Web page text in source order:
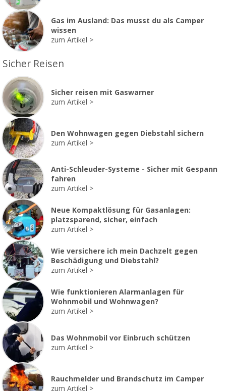
Gas im Ausland: Das musst du als Camper
wissen
zum Artikel
Sicher Reisen
Sicher reisen mit Gaswarner
zum Artikel
Den Wohnwagen gegen Diebstahl sichern
zum Artikel
Anti-Schleuder-Systeme - Sicher mit Gespann
fahren
zum Artikel
Neue Kompaktlösung für Gasanlagen:
platzsparend, sicher, einfach
zum Artikel
Wie versichere ich mein Dachzelt gegen
Beschädigung und Diebstahl?
zum Artikel
Wie funktionieren Alarmanlagen für
Wohnmobil und Wohnwagen?
zum Artikel
Das Wohnmobil vor Einbruch schützen
zum Artikel
Rauchmelder und Brandschutz im Camper
zum Artikel